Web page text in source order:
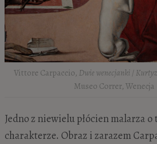
Vittore Carpaccio, Dwie wenecjanki/
Museo Correr, Wenecja
Jedno z niewielu płócien malarza
charakterze. Obraz i zarazem